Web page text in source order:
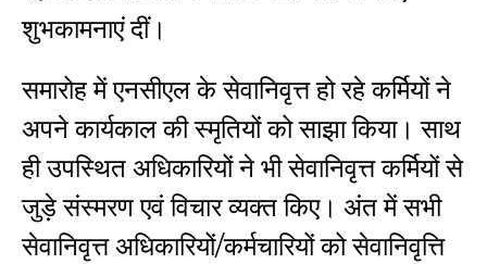
शुभकामनाएं दीं।
समारोह मेंएनसीएलके सेवानिवृत्त हो रहे कर्मियों ने
अपने कार्यकाल की स्मृतियों को साझा किया। साथ
ही उपस्थित अधिकारियों ने भी सेवानिवृत्त कर्मियों से
जुड़े संस्मरण एवं विचार व्यक्त किए। अंत में सभी
सेवानिवृत्त अधिकारियों/कर्मचारियों को सेवानिवृत्ति